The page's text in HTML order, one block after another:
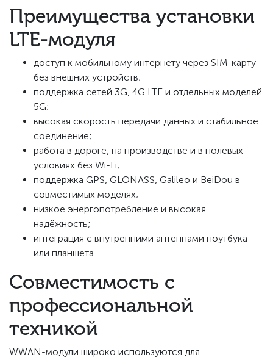
Преимущества установки
LTE-модуля
доступ к мобильному интернету через SIM-карту
без внешних устройств;
поддержка сетей 3G, 4G LTE и отдельных моделей
5G;
высокая скорость передачи данных и стабильное
соединение;
работа в дороге, на производстве и в полевых
условиях без Wi-Fi;
поддержка GPS, GLONASS, Galileo и BeiDou в
совместимых моделях;
низкое энергопотребление и высокая
надёжность;
интеграция с внутренними антеннами ноутбука
или планшета.
Совместимость с
профессиональной
техникой
WWAN-модули широко используются для